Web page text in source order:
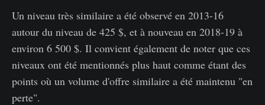
Un niveau très similaire a été observé en 2013-16
autour du niveau de 425 $, et à nouveau en 2018-19 à
environ 6 500 $. Il convient également de noter que ces
niveaux ont été mentionnés plus haut comme étant des
points où un volume d'offre similaire a été maintenu "en
perte".